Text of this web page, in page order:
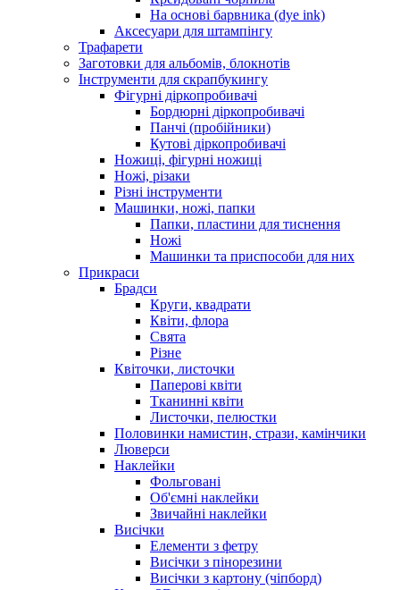
На основі барвника (dye ink)
Аксесуари для штампінгу
Трафарети
Заготовки для альбомів, блокнотів
Інструменти для скрапбукингу
Фігурні діркопробивачі
Бордюрні діркопробивачі
Панчі (пробійники)
Кутові діркопробивачі
Ножиці, фігурні ножиці
Ножі, різаки
Різні інструменти
Машинки, ножі, папки
Папки, пластини для тиснення
Ножі
Машинки та приспособи для них
Прикраси
Брадси
Круги, квадрати
Квіти, флора
Свята
Різне
Квіточки, листочки
Паперові квіти
Тканинні квіти
Листочки, пелюстки
Половинки намистин, стрази, камінчики
Люверси
Наклейки
Фольговані
Об'ємні наклейки
Звичайні наклейки
Висічки
Елементи з фетру
Висічки з пінорезини
Висічки з картону (чіпборд)